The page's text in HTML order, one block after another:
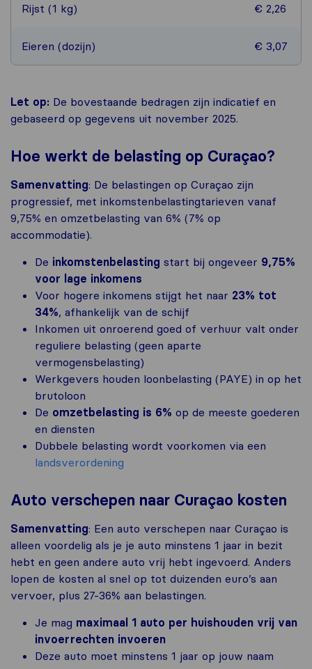
Rijst (1 kg) € 2,26
Eieren (dozijn) € 3,07
Let op: De bovestaande bedragen zijn indicatief en
gebaseerd op gegevens uit november 2025.
Hoe werkt de belasting op Curaçao?
Samenvatting: De belastingen op Curaçao zijn
progressief, met inkomstenbelastingtarieven vanaf
9,75% en omzetbelasting van 6% (7% op
accommodatie).
De inkomstenbelasting start bij ongeveer 9,75%
voor lage inkomens
Voor hogere inkomens stijgt het naar 23% tot
34%, afhankelijk van de schijf
Inkomen uit onroerend goed of verhuur valt onder
reguliere belasting (geen aparte
vermogensbelasting)
Werkgevers houden loonbelasting (PAYE) in op het
brutoloon
De omzetbelasting is 6% op de meeste goederen
en diensten
Dubbele belasting wordt voorkomen via een
landsverordening
Auto verschepen naar Curaçao kosten
Samenvatting: Een auto verschepen naar Curaçao is
alleen voordelig als je je auto minstens 1 jaar in bezit
hebt en geen andere auto vrij hebt ingevoerd. Anders
lopen de kosten al snel op tot duizenden euro’s aan
vervoer, plus 27-36% aan belastingen.
Je mag maximaal 1 auto per huishouden vrij van
invoerrechten invoeren
Deze auto moet minstens 1 jaar op jouw naam